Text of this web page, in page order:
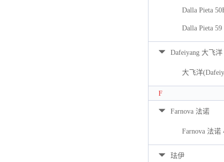
Dalla Pieta
Dalla Pieta 59
Dafeiyang 大飞洋
大飞洋
F
Farnova 法诺
Farnova 法诺
珐伊